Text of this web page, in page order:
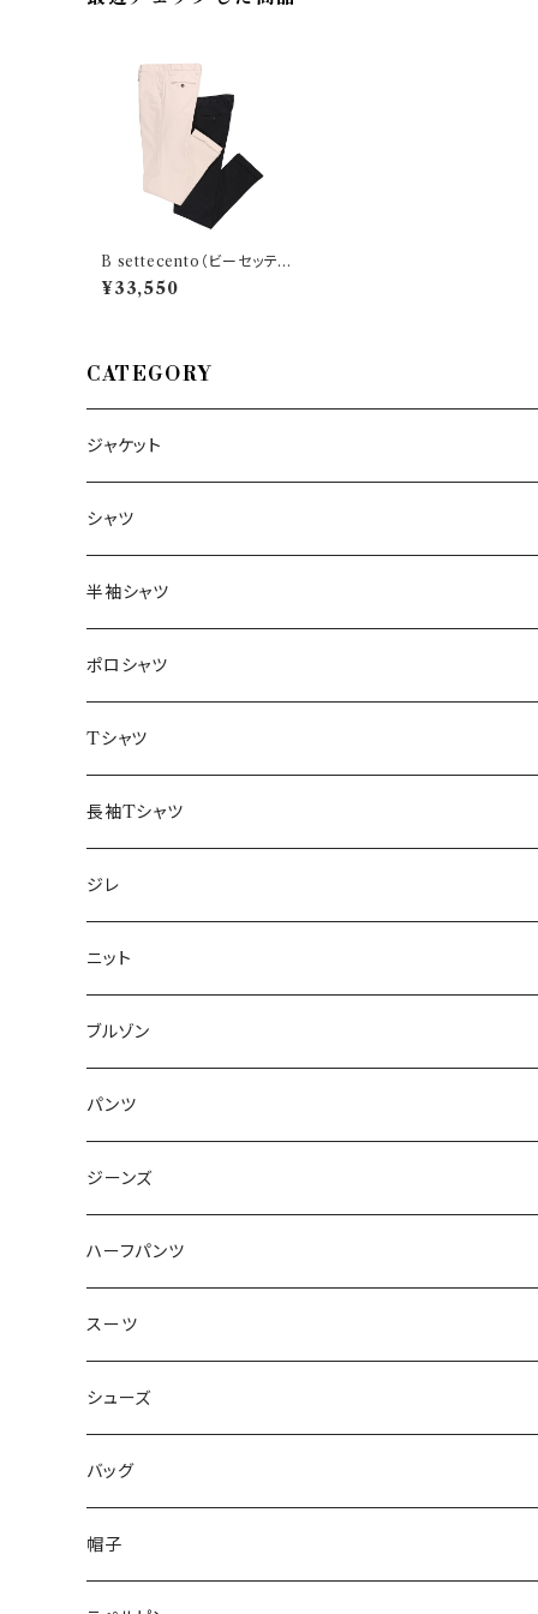
B settecento（ビーセッテチ
ェント） パンツ MH700-600
4AI23 31346
¥33,550
CATEGORY
ジャケット
～44/S
46/M
48/L
50/XL～
シャツ
～44/S
46/M
48/L
50/XL～
半袖シャツ
～44/S
46/M
48/L
50/XL～
ポロシャツ
～44/S
46/M
48/L
50/XL～
Tシャツ
～44/S
46/M
48/L
50/XL～
長袖Tシャツ
～44/S
46/M
48/L
50/XL～
ジレ
～44/S
46/M
48/L
50/XL～
ニット
～44/S
46/M
48/L
50/XL～
ブルゾン
～44/S
46/M
48/L
50/XL～
パンツ
～44/S
46/M
48/L
50/XL～
ジーンズ
～44/S
46/M
48/L
50/XL～
ハーフパンツ
～44/S
46/M
48/L
50/XL～
スーツ
～44/S
46/M
48/L
シューズ
～25.5cm
26cm～
バッグ
帽子